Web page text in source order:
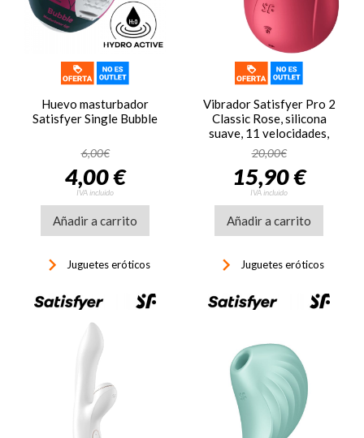
Huevo masturbador
Satisfyer Single Bubble
6,00€
4,00 €
IVA incluido
Añadir a carrito
keyboard_arrow_right Juguetes eróticos
Vibrador Satisfyer Pro 2
Classic Rose, silicona
suave, 11 velocidades,
rosa
20,00€
15,90 €
IVA incluido
Añadir a carrito
keyboard_arrow_right Juguetes eróticos